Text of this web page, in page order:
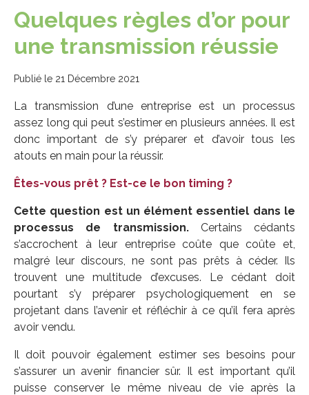
Quelques règles d’or pour
une transmission réussie
Publié le 21 Décembre 2021
La transmission d’une entreprise est un processus
assez long qui peut s’estimer en plusieurs années. Il est
donc important de s’y préparer et d’avoir tous les
atouts en main pour la réussir.
Êtes-vous prêt ? Est-ce le bon timing ?
Cette question est un élément essentiel dans le
processus de transmission.Certains cédants
s’accrochent à leur entreprise coûte que coûte et,
malgré leur discours, ne sont pas prêts à céder. Ils
trouvent une multitude d’excuses. Le cédant doit
pourtant s’y préparer psychologiquement en se
projetant dans l’avenir et réfléchir à ce qu’il fera après
avoir vendu.
Il doit pouvoir également estimer ses besoins pour
s’assurer un avenir financier sûr. Il est important qu’il
puisse conserver le même niveau de vie après la